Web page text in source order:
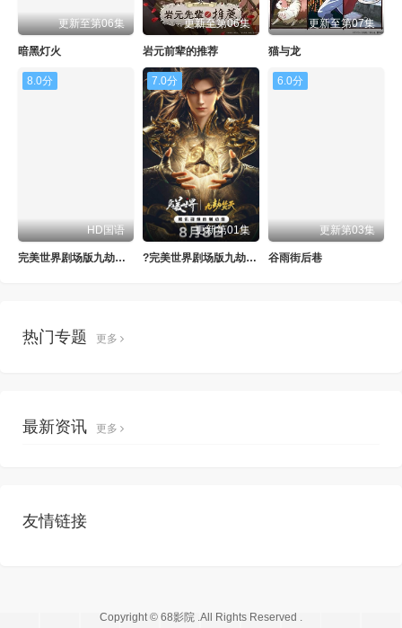
更新至第06集
暗黑灯火
更新至第06集
岩元前辈的推荐
更新至第07集
猫与龙
8.0分
HD国语
完美世界剧场版九劫焚天
7.0分
更新第01集
?完美世界剧场版九劫焚天?
6.0分
更新第03集
谷雨街后巷
热门专题 更多
最新资讯 更多
友情链接
Copyright © 68影院 .All Rights Reserved .